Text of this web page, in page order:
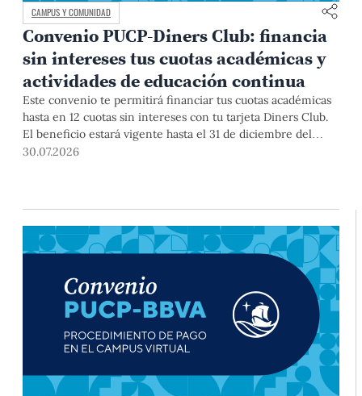
CAMPUS Y COMUNIDAD
Convenio PUCP-Diners Club: financia
sin intereses tus cuotas académicas y
actividades de educación continua
Este convenio te permitirá financiar tus cuotas académicas
hasta en 12 cuotas sin intereses con tu tarjeta Diners Club.
El beneficio estará vigente hasta el 31 de diciembre del
2026 para pregrado y posgrado, así como para deudas de
30.07.2026